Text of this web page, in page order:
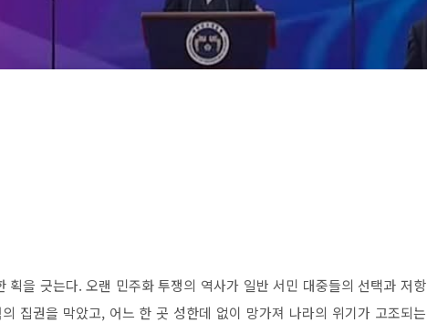
획을 긋는다.오랜 민주화 투쟁의 역사가 일반 서민 대중들의 선택과 저항
집권을 막았고, 어느 한 곳 성한데 없이 망가져 나라의 위기가 고조되는